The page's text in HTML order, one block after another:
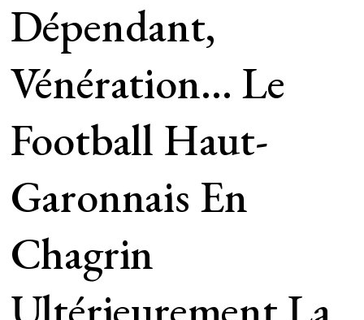
Dépendant,
Vénération… Le
Football Haut-
Garonnais En
Chagrin